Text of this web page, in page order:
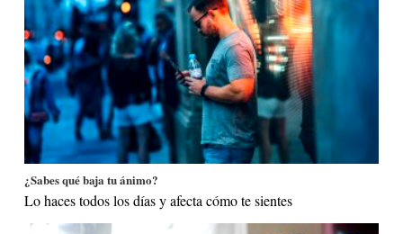
¿Sabes qué baja tu ánimo?
Lo haces todos los días y afecta cómo te sientes